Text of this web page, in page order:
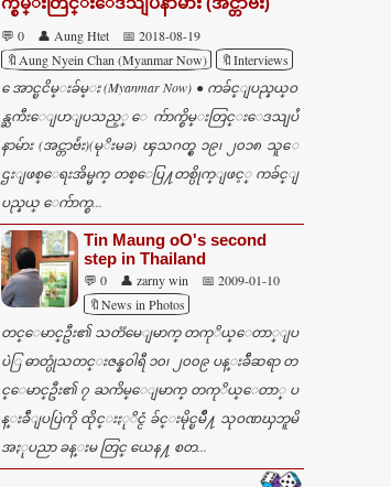
💬 0 👤 Aung Htet
📅 2018-08-19
🔖Aung Nyein Chan (Myanmar Now)
🔖Interviews
ေအာင္ၿငိမ္းခ်မ္း (Myanmar Now) ● ကခ်င္ျပည္နယ္ဝ
န္ႀကီးေျပာျပသည့္ ေက်ာက္စိမ္းတြင္းေဒသျပႆ
နာမ်ား (အင္တာဗ်ဴး)(မုိးမခ) ၾသဂတ္စ္ ၁၉၊ ၂၀၁၈ သူေ
ဌးျဖစ္ေရးအိမ္မက္ တစ္ေပြ႔တစ္ပိုက္ျဖင့္ ကခ်င္ျ
ပည္နယ္ ေက်ာက္စ...
Tin Maung oO's second
step in Thailand
💬 0 👤 zarny win
📅 2009-01-10
🔖News in Photos
တင္ေမာင္ဦး၏ သတၱမေျမာက္ တကုိယ္ေတာ္ျပ
ပဲြ ဓာတ္ပုံသတင္းဇန္န၀ါရီ ၁၀၊ ၂၀၀၉ ပန္းခ်ီဆရာ တ
င္ေမာင္ဦး၏ ၇ ႀကိမ္ေျမာက္ တကုိယ္ေတာ္ ပ
န္းခ်ီျပပြဲကို ထိုင္းႏုိင္ငံ ခ်င္းမိုင္ၿမိဳ႔ သုဝဏၰဘူမိ
အႏုပညာ ခန္းမ တြင္ ယေန႔ စတ...